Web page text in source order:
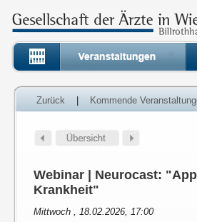
Zurück Kommende
Webinar | Neurocast:
Krankheit"
Mittwoch , 18.02.2026, 17:00